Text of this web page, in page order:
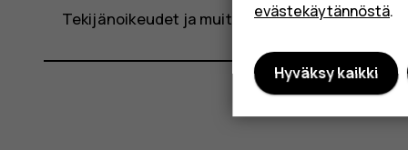
Tekijänoikeudet ja muita huomautuksia
evästekäytännöstä.
Hyväksy kaikki